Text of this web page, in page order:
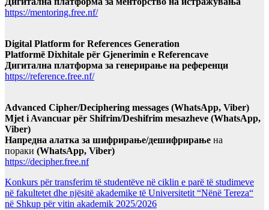
https://mentoring.free.nf/
Digital Platform for References Generation
Platformë Dixhitale për Gjenerimin e Referencave
Дигитална платформа за генерирање на референци
https://reference.free.nf/
Advanced Cipher/Deciphering messages (WhatsApp, Viber)
Mjet i Avancuar për Shifrim/Deshifrim mesazheve (WhatsApp,
Viber)
Напредна алатка за шифрирање/дешифрирање на
пораки (WhatsApp, Viber)
https://decipher.free.nf
Konkurs për transferim të studentëve në ciklin e parë të studimeve
në fakultetet dhe njësitë akademike të Universitetit “Nënë Tereza“
në Shkup për vitin akademik 2025/2026